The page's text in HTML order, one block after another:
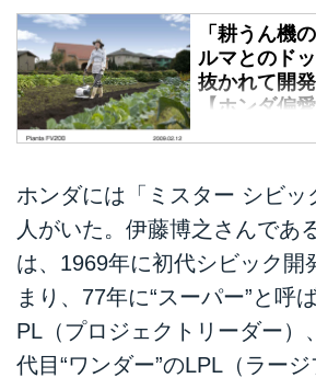
「耕うん機
ルマとのド
抜かれて開
【ホンダ偏
に認めるホン
Magazine誌編
ンスライター
ンダを愛する
を、自身の経
ンタ」。（デ
Honda編集部
ホンダには「ミスター シビッ
人がいた。伊藤博之さんであ
は、1969年に初代シビック開
まり、77年に“スーパー”と呼
PL（プロジェクトリーダー）
代目“ワンダー”のLPL（ラー